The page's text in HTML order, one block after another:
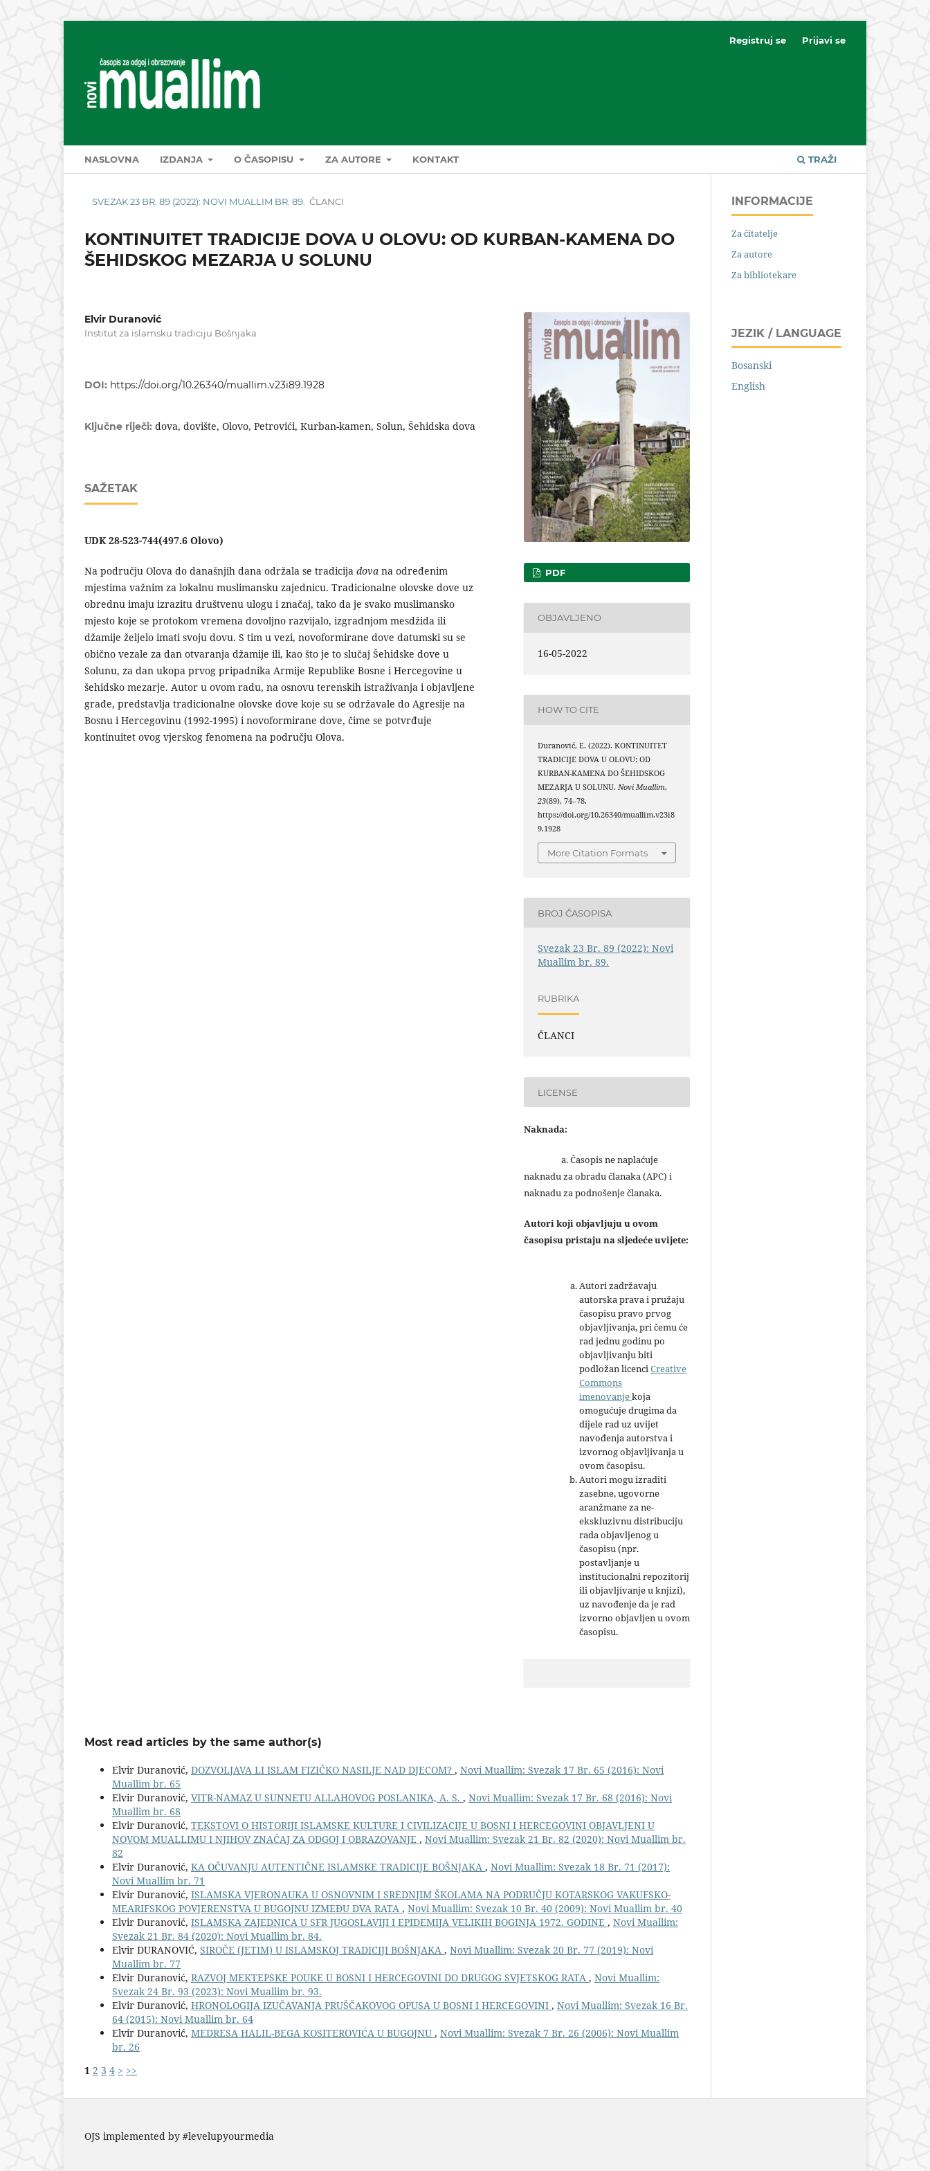
NASLOVNA IZDANJA O ČASOPISU ZA AUTORE KONTAKT TRAŽI
Registruj se Prijavi se
SVEZAK 23 BR. 89 (2022): NOVI MUALLIM BR. 89. ČLANCI
KONTINUITET TRADICIJE DOVA U OLOVU: OD KURBAN-KAMENA DO
ŠEHIDSKOG MEZARJA U SOLUNU
Elvir Duranović
Institut za islamsku tradiciju Bošnjaka
DOI: https://doi.org/10.26340/muallim.v23i89.1928
Ključne riječi: dova, dovište, Olovo, Petrovići, Kurban-kamen, Solun, Šehidska dova
SAŽETAK
UDK 28-523-744(497.6 Olovo)
Na području Olova do današnjih dana održala se tradicija dova na određenim
mjestima važnim za lokalnu muslimansku zajednicu. Tradicionalne olovske dove uz
obrednu imaju izrazitu društvenu ulogu i značaj, tako da je svako muslimansko
mjesto koje se protokom vremena dovoljno razvijalo, izgradnjom mesdžida ili
džamije željelo imati svoju dovu. S tim u vezi, novoformirane dove datumski su se
obično vezale za dan otvaranja džamije ili, kao što je to slučaj Šehidske dove u
Solunu, za dan ukopa prvog pripadnika Armije Republike Bosne i Hercegovine u
šehidsko mezarje. Autor u ovom radu, na osnovu terenskih istraživanja i objavljene
građe, predstavlja tradicionalne olovske dove koje su se održavale do Agresije na
Bosnu i Hercegovinu (1992-1995) i novoformirane dove, čime se potvrđuje
kontinuitet ovog vjerskog fenomena na području Olova.
PDF
OBJAVLJENO
16-05-2022
HOW TO CITE
Duranović, E. (2022). KONTINUITET
TRADICIJE DOVA U OLOVU: OD
KURBAN-KAMENA DO ŠEHIDSKOG
MEZARJA U SOLUNU.Novi Muallim,
23(89), 74–78.
https://doi.org/10.26340/muallim.v23i8
9.1928
More Citation Formats
BROJ ČASOPISA
Svezak 23 Br. 89 (2022): Novi
Muallim br. 89.
RUBRIKA
ČLANCI
LICENSE
Naknada:
a. Časopis ne naplaćuje
naknadu za obradu članaka (APC) i
naknadu za podnošenje članaka.
Autori koji objavljuju u ovom
časopisu pristaju na sljedeće uvijete:
Autori zadržavaju
autorska prava i pružaju
časopisu pravo prvog
objavljivanja, pri čemu će
rad jednu godinu po
objavljivanju biti
podložan licenciCreative
Commons
imenovanjekoja
omogućuje drugima da
dijele rad uz uvijet
navođenja autorstva i
izvornog objavljivanja u
ovom časopisu.
Autori mogu izraditi
zasebne, ugovorne
aranžmane za ne-
ekskluzivnu distribuciju
rada objavljenog u
časopisu (npr.
postavljanje u
institucionalni repozitorij
ili objavljivanje u knjizi),
uz navođenje da je rad
izvorno objavljen u ovom
časopisu.
Most read articles by the same author(s)
Elvir Duranović, DOZVOLJAVA LI ISLAM FIZIČKO NASILJE NAD DJECOM? , Novi Muallim: Svezak 17 Br. 65 (2016): Novi
Muallim br. 65
Elvir Duranović, VITR-NAMAZ U SUNNETU ALLAHOVOG POSLANIKA, A. S. , Novi Muallim: Svezak 17 Br. 68 (2016): Novi
Muallim br. 68
Elvir Duranović, TEKSTOVI O HISTORIJI ISLAMSKE KULTURE I CIVILIZACIJE U BOSNI I HERCEGOVINI OBJAVLJENI U
NOVOM MUALLIMU I NJIHOV ZNAČAJ ZA ODGOJ I OBRAZOVANJE , Novi Muallim: Svezak 21 Br. 82 (2020): Novi Muallim br.
82
Elvir Duranović, KA OČUVANJU AUTENTIČNE ISLAMSKE TRADICIJE BOŠNJAKA , Novi Muallim: Svezak 18 Br. 71 (2017):
Novi Muallim br. 71
Elvir Duranović, ISLAMSKA VJERONAUKA U OSNOVNIM I SREDNJIM ŠKOLAMA NA PODRUČJU KOTARSKOG VAKUFSKO-
MEARIFSKOG POVJERENSTVA U BUGOJNU IZMEĐU DVA RATA , Novi Muallim: Svezak 10 Br. 40 (2009): Novi Muallim br. 40
Elvir Duranović, ISLAMSKA ZAJEDNICA U SFR JUGOSLAVIJI I EPIDEMIJA VELIKIH BOGINJA 1972. GODINE , Novi Muallim:
Svezak 21 Br. 84 (2020): Novi Muallim br. 84.
Elvir DURANOVIĆ, SIROČE (JETIM) U ISLAMSKOJ TRADICIJI BOŠNJAKA , Novi Muallim: Svezak 20 Br. 77 (2019): Novi
Muallim br. 77
Elvir Duranović, RAZVOJ MEKTEPSKE POUKE U BOSNI I HERCEGOVINI DO DRUGOG SVJETSKOG RATA , Novi Muallim:
Svezak 24 Br. 93 (2023): Novi Muallim br. 93.
Elvir Duranović, HRONOLOGIJA IZUČAVANJA PRUŠČAKOVOG OPUSA U BOSNI I HERCEGOVINI , Novi Muallim: Svezak 16 Br.
64 (2015): Novi Muallim br. 64
Elvir Duranović, MEDRESA HALIL-BEGA KOSITEROVIĆA U BUGOJNU , Novi Muallim: Svezak 7 Br. 26 (2006): Novi Muallim
br. 26
1 2 3 4 > >>
INFORMACIJE
Za čitatelje
Za autore
Za bibliotekare
JEZIK / LANGUAGE
Bosanski
English
OJS implemented by #levelupyourmedia